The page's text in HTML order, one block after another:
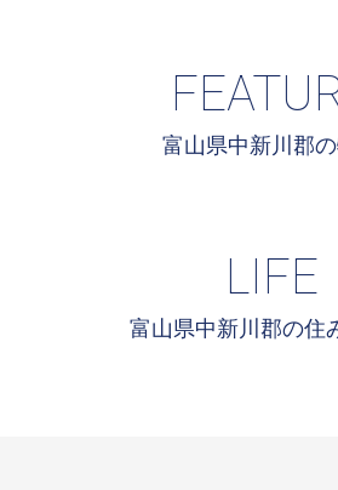
富山県中新川郡
LIFE
富山県中新川郡の住